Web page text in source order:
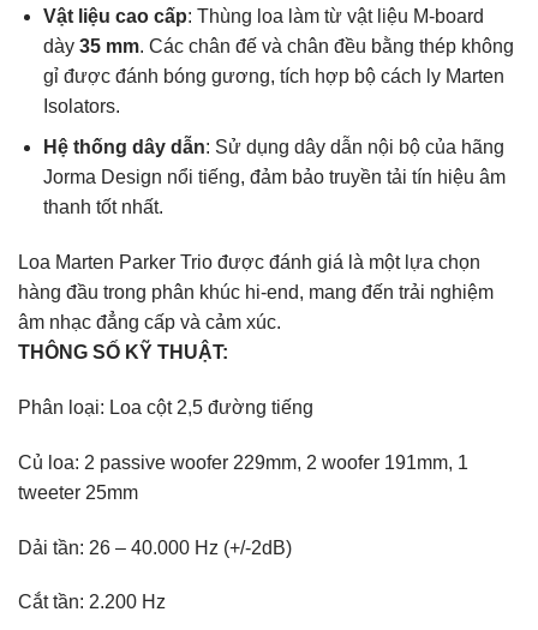
Vật liệu cao cấp: Thùng loa làm từ vật liệu M-board
dày 35 mm. Các chân đế và chân đều bằng thép không
gỉ được đánh bóng gương, tích hợp bộ cách ly Marten
Isolators.
Hệ thống dây dẫn: Sử dụng dây dẫn nội bộ của hãng
Jorma Design nổi tiếng, đảm bảo truyền tải tín hiệu âm
thanh tốt nhất.
Loa Marten Parker Trio được đánh giá là một lựa chọn
hàng đầu trong phân khúc hi-end, mang đến trải nghiệm
âm nhạc đẳng cấp và cảm xúc.
THÔNG SỐ KỸ THUẬT:
Phân loại: Loa cột 2,5 đường tiếng
Củ loa: 2 passive woofer 229mm, 2 woofer 191mm, 1
tweeter 25mm
Dải tần: 26 – 40.000 Hz (+/-2dB)
Cắt tần: 2.200 Hz